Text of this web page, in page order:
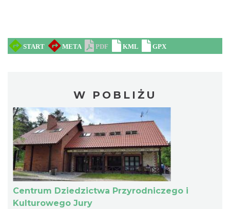
W POBLIŻU
Centrum Dziedzictwa Przyrodniczego i
Kulturowego Jury